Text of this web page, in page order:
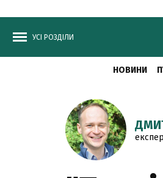
УСІ РОЗДІЛИ
НОВИНИ